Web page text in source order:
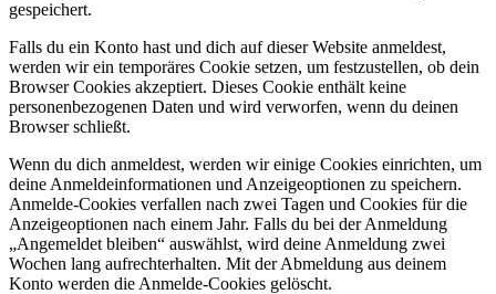
gespeichert.
Falls du ein Konto hast und dich auf dieser Website anmeldest,
werden wir ein temporäres Cookie setzen, um festzustellen, ob dein
Browser Cookies akzeptiert. Dieses Cookie enthält keine
personenbezogenen Daten und wird verworfen, wenn du deinen
Browser schließt.
Wenn du dich anmeldest, werden wir einige Cookies einrichten, um
deine Anmeldeinformationen und Anzeigeoptionen zu speichern.
Anmelde-Cookies verfallen nach zwei Tagen und Cookies für die
Anzeigeoptionen nach einem Jahr. Falls du bei der Anmeldung
„Angemeldet bleiben“ auswählst, wird deine Anmeldung zwei
Wochen lang aufrechterhalten. Mit der Abmeldung aus deinem
Konto werden die Anmelde-Cookies gelöscht.